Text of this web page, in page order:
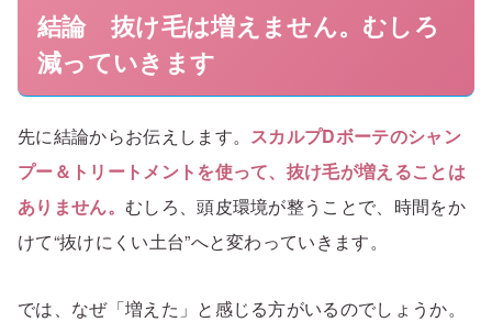
結論 抜け毛は増えません。むしろ
減っていきます
先に結論からお伝えします。 スカルプDボーテのシャン
プー＆トリートメントを使って、抜け毛が増えることは
ありません。 むしろ、頭皮環境が整うことで、時間をか
けて“抜けにくい土台”へと変わっていきます。
では、なぜ「増えた」と感じる方がいるのでしょうか。